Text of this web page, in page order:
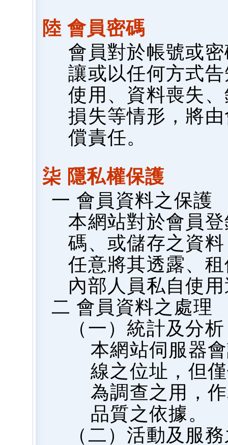
陸 會員密碼
會員對於帳號或
讓或以任何方式
使用、資料喪失
損失等情形，將
償責任。
柒 隱私權保護
一 會員資料之保護
本網站對於會員
碼、或儲存之資
任意將其透露、
內部人員私自使
二 會員資料之處理
（一）統計及分析
本網站伺服器
線之位址，但
為調查之用，
品質之依據。
（二）活動及服